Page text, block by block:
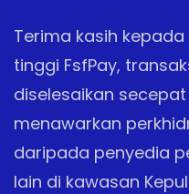
Terima kasih
tinggi FsfPay,
diselesaikan
menawarkan
daripada penyedia
lain di kawasan